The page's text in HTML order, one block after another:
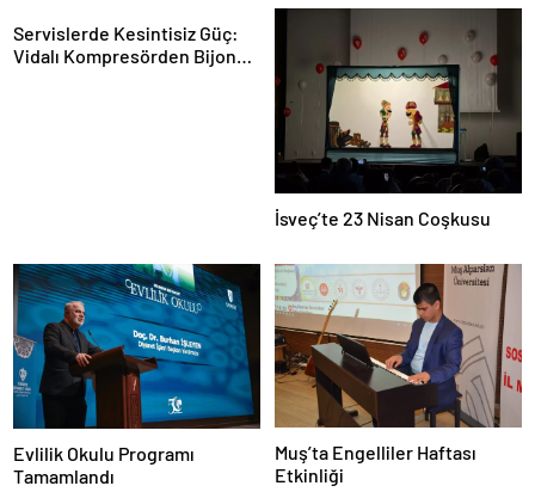
Servislerde Kesintisiz Güç:
Vidalı Kompresörden Bijon
İsveç’te 23 Nisan Coşkusu
Evlilik Okulu Programı
Tamamlandı
Muş’ta Engelliler Haftası
Etkinliği